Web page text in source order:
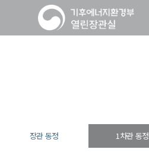
장관 동정 1차관 동정